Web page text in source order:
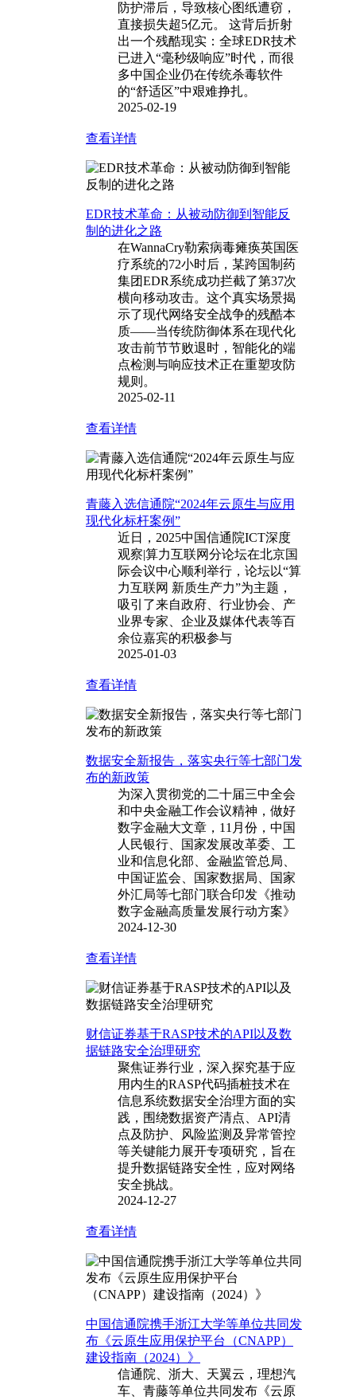
防护滞后，导致核心图纸遭窃，
直接损失超5亿元。 这背后折射
出一个残酷现实：全球EDR技术
已进入“毫秒级响应”时代，而很
多中国企业仍在传统杀毒软件
的“舒适区”中艰难挣扎。
2025-02-19
查看详情
EDR技术革命：从被动防御到智能反
制的进化之路
在WannaCry勒索病毒瘫痪英国医
疗系统的72小时后，某跨国制药
集团EDR系统成功拦截了第37次
横向移动攻击。这个真实场景揭
示了现代网络安全战争的残酷本
质——当传统防御体系在现代化
攻击前节节败退时，智能化的端
点检测与响应技术正在重塑攻防
规则。
2025-02-11
查看详情
青藤入选信通院“2024年云原生与应用
现代化标杆案例”
近日，2025中国信通院ICT深度
观察|算力互联网分论坛在北京国
际会议中心顺利举行，论坛以“算
力互联网 新质生产力”为主题，
吸引了来自政府、行业协会、产
业界专家、企业及媒体代表等百
余位嘉宾的积极参与
2025-01-03
查看详情
数据安全新报告，落实央行等七部门发
布的新政策
为深入贯彻党的二十届三中全会
和中央金融工作会议精神，做好
数字金融大文章，11月份，中国
人民银行、国家发展改革委、工
业和信息化部、金融监管总局、
中国证监会、国家数据局、国家
外汇局等七部门联合印发《推动
数字金融高质量发展行动方案》
2024-12-30
查看详情
财信证券基于RASP技术的API以及数
据链路安全治理研究
聚焦证券行业，深入探究基于应
用内生的RASP代码插桩技术在
信息系统数据安全治理方面的实
践，围绕数据资产清点、API清
点及防护、风险监测及异常管控
等关键能力展开专项研究，旨在
提升数据链路安全性，应对网络
安全挑战。
2024-12-27
查看详情
中国信通院携手浙江大学等单位共同发
布《云原生应用保护平台（CNAPP）
建设指南（2024）》
信通院、浙大、天翼云，理想汽
车、青藤等单位共同发布《云原